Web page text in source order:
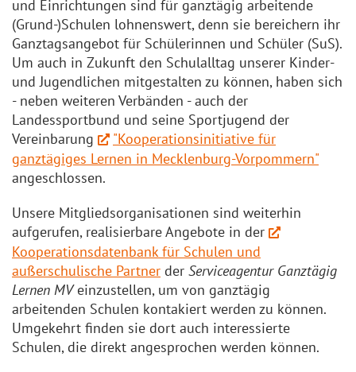
und Einrichtungen sind für ganztägig arbeitende
(Grund-)Schulen lohnenswert, denn sie bereichern ihr
Ganztagsangebot für Schülerinnen und Schüler (SuS).
Um auch in Zukunft den Schulalltag unserer Kinder-
und Jugendlichen mitgestalten zu können, haben sich
- neben weiteren Verbänden - auch der
Landessportbund und seine Sportjugend der
Vereinbarung
"Kooperationsinitiative für
ganztägiges Lernen in Mecklenburg-Vorpommern"
angeschlossen.
Unsere Mitgliedsorganisationen sind weiterhin
aufgerufen, realisierbare Angebote in der
Kooperationsdatenbank für Schulen und
außerschulische Partner der Serviceagentur Ganztägig
Lernen MVeinzustellen, um von ganztägig
arbeitenden Schulen kontakiert werden zu können.
Umgekehrt finden sie dort auch interessierte
Schulen, die direkt angesprochen werden können.